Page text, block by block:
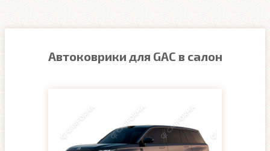
Автоковрики для GAC в салон